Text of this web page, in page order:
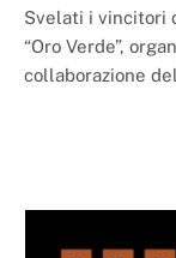
Svelati i vincitori
“Oro Verde”,
collaborazione